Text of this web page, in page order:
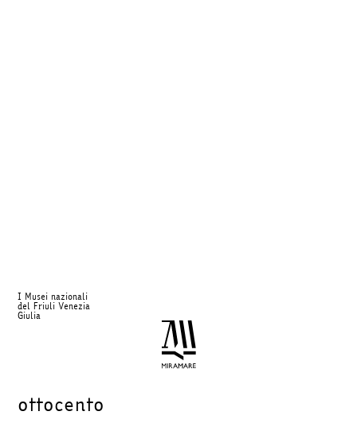
I Musei nazionali
del Friuli Venezia
Giulia
ottocento